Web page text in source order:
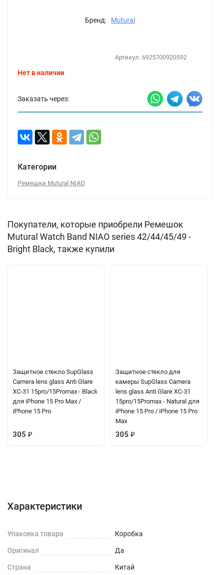
Бренд: Mutural
Артикул: 6925700920592
Нет в наличии
Заказать через:
Категории
Ремешки Mutural NIAO
Покупатели, которые приобрели Ремешок
Mutural Watch Band NIAO series 42/44/45/49 -
Bright Black, также купили
Защитное стекло SupGlass
Camera lens glass Anti Glare
XC-31 15pro/15Promax - Black
для iPhone 15 Pro Max /
iPhone 15 Pro
305 ₽
Защитное стекло для
камеры SupGlass Camera
lens glass Anti Glare XC-31
15pro/15Promax - Natural для
iPhone 15 Pro / iPhone 15 Pro
Max
305 ₽
Характеристики
Упаковка товара Коробка
Оригинал Да
Страна Китай